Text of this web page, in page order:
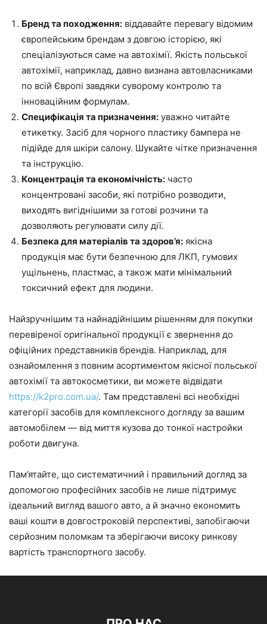
Бренд та походження: віддавайте перевагу відомим
європейським брендам з довгою історією, які
спеціалізуються саме на автохімії. Якість польської
автохімії, наприклад, давно визнана автовласниками
по всій Європі завдяки суворому контролю та
інноваційним формулам.
Специфікація та призначення: уважно читайте
етикетку. Засіб для чорного пластику бампера не
підійде для шкіри салону. Шукайте чітке призначення
та інструкцію.
Концентрація та економічність: часто
концентровані засоби, які потрібно розводити,
виходять вигіднішими за готові розчини та
дозволяють регулювати силу дії.
Безпека для матеріалів та здоров’я: якісна
продукція має бути безпечною для ЛКП, гумових
ущільнень, пластмас, а також мати мінімальний
токсичний ефект для людини.
Найзручнішим та найнадійнішим рішенням для покупки
перевіреної оригінальної продукції є звернення до
офіційних представників брендів. Наприклад, для
ознайомлення з повним асортиментом якісної польської
автохімії та автокосметики, ви можете відвідати
https://k2pro.com.ua/. Там представлені всі необхідні
категорії засобів для комплексного догляду за вашим
автомобілем — від миття кузова до тонкої настройки
роботи двигуна.
Пам’ятайте, що систематичний і правильний догляд за
допомогою професійних засобів не лише підтримує
ідеальний вигляд вашого авто, а й значно економить
ваші кошти в довгостроковій перспективі, запобігаючи
серйозним поломкам та зберігаючи високу ринкову
вартість транспортного засобу.